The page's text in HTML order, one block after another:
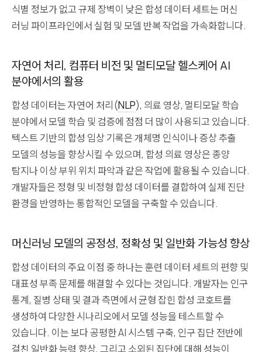
식별 정보가 없고 규제 장벽이 낮은 합성 데이터 세트는 머신
러닝 파이프라인에서 실험 및 모델 반복 작업을 가속화합니다.
자연어 처리, 컴퓨터 비전 및 멀티모달 헬스케어 AI
분야에서의 활용
합성 데이터는 자연어 처리(NLP), 의료 영상, 멀티모달 학습
분야에서 모델 학습 및 검증에 점점 더 많이 사용되고 있습니다.
텍스트 기반의 합성 임상 기록은 개체명 인식이나 증상 추출
모델의 성능을 향상시킬 수 있으며, 합성 의료 영상은 종양
탐지나 이상 부위 위치 파악과 같은 작업에 활용될 수 있습니다.
개발자들은 정형 및 비정형 합성 데이터를 결합하여 실제 진단
환경을 반영하는 통합적인 모델을 구축할 수 있습니다.
머신러닝 모델의 공정성, 정확성 및 일반화 가능성 향상
합성 데이터의 주요 이점 중 하나는 훈련 데이터 세트의 편향 및
대표성 부족 문제를 해결할 수 있다는 것입니다. 개발자는 인구
통계, 질병 상태 및 결과 측면에서 균형 잡힌 합성 코호트를
생성하여 다양한 시나리오에서 모델 성능을 테스트할 수
있습니다. 이는 보다 공평한 AI 시스템 구축, 인구 집단 전반에
걸친 일반화 능력 향상, 그리고 소외된 집단에 대해 성능이